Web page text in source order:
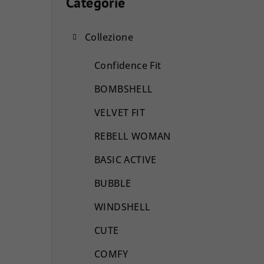
Collezione
Confidence Fit
BOMBSHELL
VELVET FIT
REBELL WOMAN
BASIC ACTIVE
BUBBLE
WINDSHELL
CUTE
COMFY